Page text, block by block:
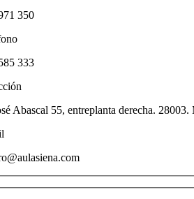
350
333
Abascal 55, entreplanta derecha. 28003.